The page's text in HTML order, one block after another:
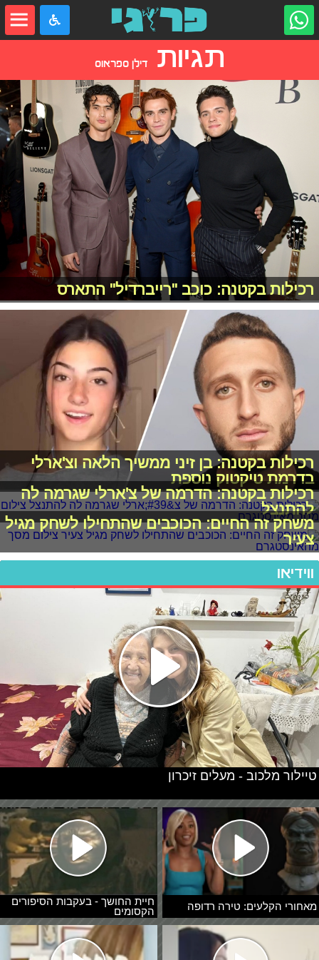
תגיות דילן ספראוס
רכילות בקטנה: כוכב "רייברדיל" התארס
רכילות בקטנה: בן זיני ממשיך הלאה וצ'ארלי
בדרמת טיקטוק נוספת
רכילות בקטנה: הדרמה של צ'ארלי שגרמה לה
להתנצל
משחק זה החיים: הכוכבים שהתחילו לשחק מגיל
צעיר
ווידיאו
מאחורי הקלעים: טירה רדופה
חיית החושך - בעקבות הסיפורים
הקסומים
טיילור מלכוב - מעלים זיכרון